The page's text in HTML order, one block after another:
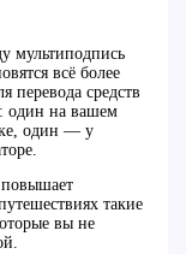
мультиподпись
всё более
перевода средств
один на вашем
один — у
повышает
такие
вы не